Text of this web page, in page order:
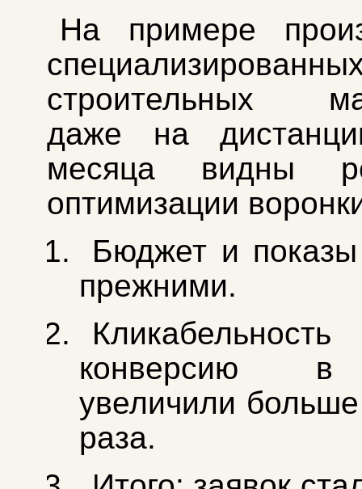
На примере
строительных
даже на
месяца видны
оптимизации
Бюджет и показы
прежними.
конверсию в
увеличили
раза.